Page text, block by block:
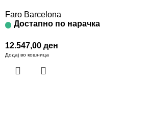
Faro Barcelona
Достапно по нарачка
12.547,00 ден
Додај во кошница